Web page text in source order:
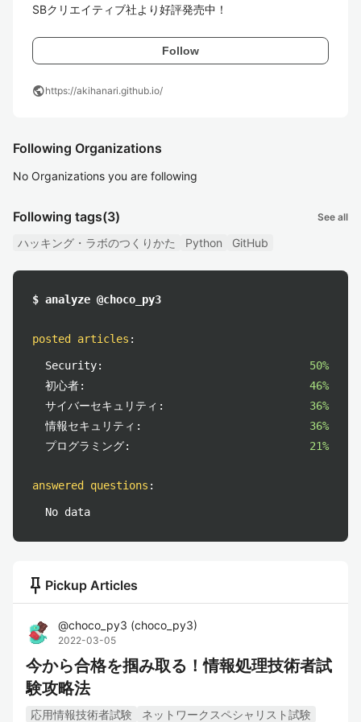
SBクリエイティブ社より好評発売中！
Follow
publichttps://akihanari.github.io/
Following Organizations
No Organizations you are following
Following tags(3) See all
ハッキング・ラボのつくりかた Python GitHub
$ analyze @choco_py3
posted articles :
Security:
50%
初心者:
46%
サイバーセキュリティ:
36%
情報セキュリティ:
36%
プログラミング:
21%
answered questions :
No data
push_pin Pickup Articles
@choco_py3 (choco_py3)
2022-03-05
今から合格を掴み取る！情報処理技術者試
験攻略法
応用情報技術者試験
ネットワークスペシャリスト試験